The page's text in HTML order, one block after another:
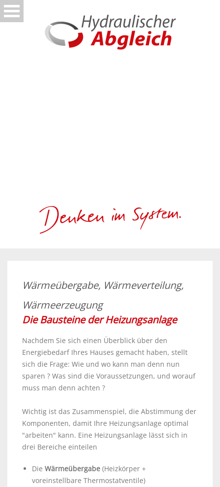
Wärmeübergabe, Wärmeverteilung,
Wärmeerzeugung
Die Bausteine der Heizungsanlage
Nachdem Sie sich einen Überblick über den
Energiebedarf Ihres Hauses gemacht haben, stellt
sich die Frage: Wie und wo kann man denn nun
sparen ? Was sind die Voraussetzungen, und worauf
muss man denn achten ?
Wichtig ist das Zusammenspiel, die Abstimmung der
Komponenten, damit Ihre Heizungsanlage optimal
"arbeiten" kann. Eine Heizungsanlage lässt sich in
drei Bereiche einteilen
Die Wärmeübergabe (Heizkörper +
voreinstellbare Thermostatventile)